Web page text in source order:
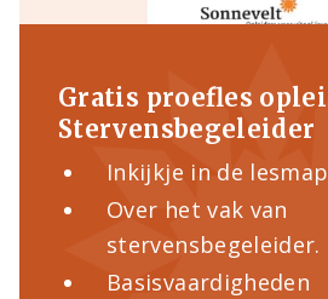
Gratis proefles
Stervensbegeleider
Inkijkje in de
Over het vak van
stervensbegeleider.
Basisvaardigheden